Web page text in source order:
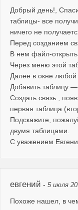
Добрый день!,
таблицы- все
ничего не
Перед созданием
В нем файл-
Через меню этой
Далее в окне
Добавить таблицу
Создать связь ,
первая таблица
Подскажите,
двумя таблицами.
С уважением
евгений - 5 июля
Похоже нашел, в